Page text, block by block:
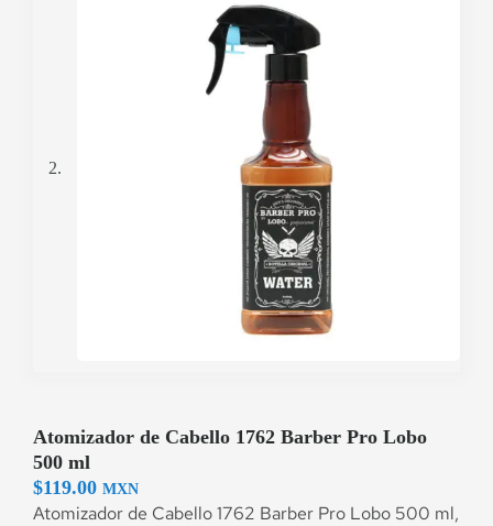
Atomizador de Cabello 1762 Barber Pro Lobo
500 ml
$119.00 MXN
Atomizador de Cabello 1762 Barber Pro Lobo 500 ml,